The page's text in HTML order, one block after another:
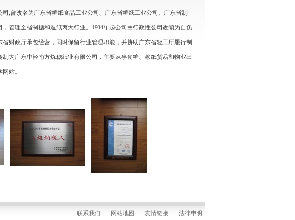
司,曾改名为广东省糖纸食品工业公司、广东省糖纸工业公司、广东省制
管理全省制糖和造纸两大行业。1984年起公司由行政性公司改编为自负
财政厅承包经营，同时保留行业管理职能，并协助广东省轻工厅履行制
为广东中轻南方炼糖纸业有限公司，主要从事食糖、浆纸贸易和物业出
站。
联系我们 网站地图 友情链接 法律申明